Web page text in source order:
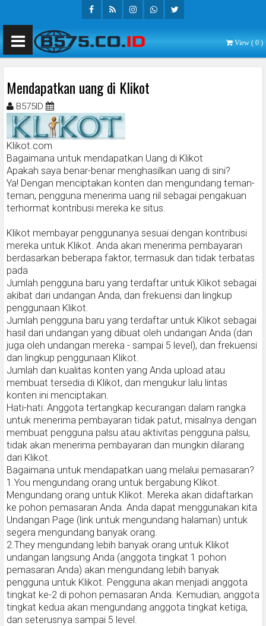
View ( 0 )
Mendapatkan uang di Klikot
B575ID
Klikot.com
Bagaimana untuk mendapatkan Uang di Klikot
Apakah saya benar-benar menghasilkan uang di sini?
Ya! Dengan menciptakan konten dan mengundang teman-
teman, pengguna menerima uang riil sebagai pengakuan
terhormat kontribusi mereka ke situs.
Klikot membayar penggunanya sesuai dengan kontribusi
mereka untuk Klikot. Anda akan menerima pembayaran
berdasarkan beberapa faktor, termasuk dan tidak terbatas
pada
Jumlah pengguna baru yang terdaftar untuk Klikot sebagai
akibat dari undangan Anda, dan frekuensi dan lingkup
penggunaan Klikot.
Jumlah pengguna baru yang terdaftar untuk Klikot sebagai
hasil dari undangan yang dibuat oleh undangan Anda (dan
juga oleh undangan mereka - sampai 5 level), dan frekuensi
dan lingkup penggunaan Klikot.
Jumlah dan kualitas konten yang Anda upload atau
membuat tersedia di Klikot, dan mengukur lalu lintas
konten ini menciptakan.
Hati-hati: Anggota tertangkap kecurangan dalam rangka
untuk menerima pembayaran tidak patut, misalnya dengan
membuat pengguna palsu atau aktivitas pengguna palsu,
tidak akan menerima pembayaran dan mungkin dilarang
dari Klikot.
Bagaimana untuk mendapatkan uang melalui pemasaran?
1.You mengundang orang untuk bergabung Klikot.
Mengundang orang untuk Klikot. Mereka akan didaftarkan
ke pohon pemasaran Anda. Anda dapat menggunakan kita
Undangan Page (link untuk mengundang halaman) untuk
segera mengundang banyak orang.
2.They mengundang lebih banyak orang untuk Klikot
undangan langsung Anda (anggota tingkat 1 pohon
pemasaran Anda) akan mengundang lebih banyak
pengguna untuk Klikot. Pengguna akan menjadi anggota
tingkat ke-2 di pohon pemasaran Anda. Kemudian, anggota
tingkat kedua akan mengundang anggota tingkat ketiga,
dan seterusnya sampai 5 level.